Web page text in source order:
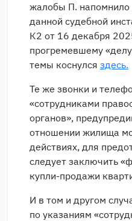
жалобы П. напомнило
данной судебной
К2 от 16 декабря
прогремевшему
темы коснулся здесь.
Те же звонки и
«сотрудниками
органов»,
отношении жилища
действиях, для
следует заключить
купли-продажи
И в том и другом
по указаниям